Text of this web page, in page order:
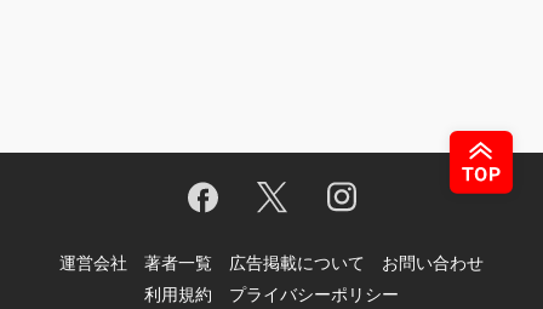
運営会社 著者一覧 広告掲載について
お問い合わせ
利用規約
プライバシーポリシー